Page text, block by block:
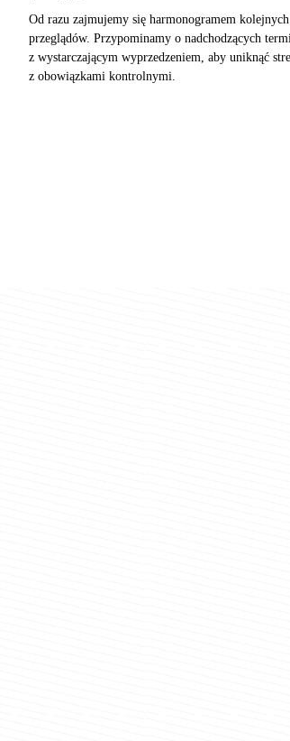
Od razu zajmujemy się harmonogramem
przeglądów. Przypominamy o nadchodzących
z wystarczającym wyprzedzeniem, aby uniknąć
z obowiązkami kontrolnymi.